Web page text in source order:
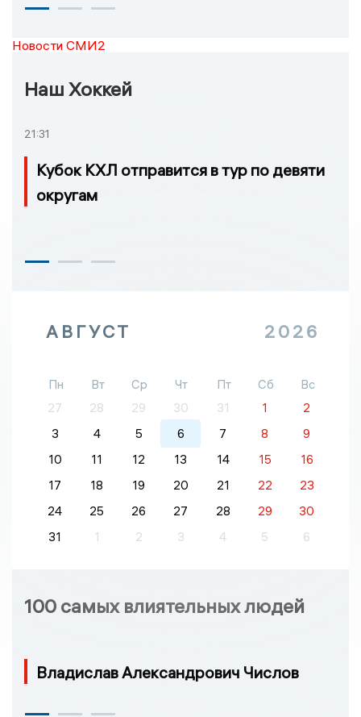
Новости СМИ2
Наш Хоккей
21:31
Кубок КХЛ отправится в тур по девяти
округам
АВГУСТ 2026
Пн Вт Ср Чт Пт Сб
Вс
27
28 29 30 31 1
2
3
4 5 6 7 8
9
10
11 12 13 14 15
16
17
18 19 20 21 22
23
24
25 26 27 28 29
30
31
1 2 3 4 5 6
100 самых влиятельных людей
Владислав Александрович Числов